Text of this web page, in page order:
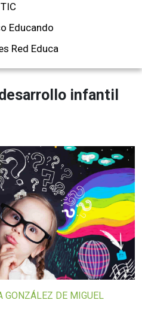
TIC
Educando
Red Educa
infantil
GONZÁLEZ DE MIGUEL